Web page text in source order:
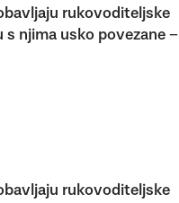
rukovoditeljske
njima usko povezane –
rukovoditeljske